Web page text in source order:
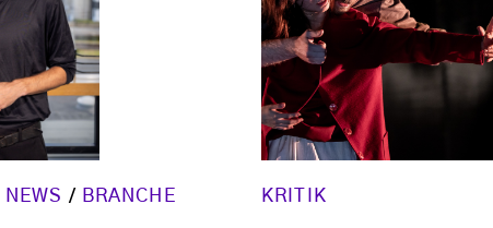
NEWS / BRANCHE KRITIK